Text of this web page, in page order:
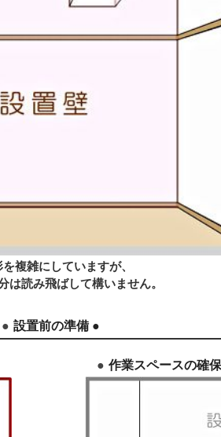
複雑にしていますが、
は読み飛ばして構いません。
設置前の準備 ●
作業スペースの確保